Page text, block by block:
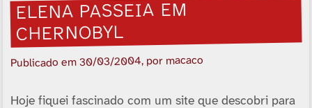
ELENA PASSEIA EM
CHERNOBYL
Publicado em30/03/2004, por macaco
Hoje fiquei fascinado com um site que descobri para